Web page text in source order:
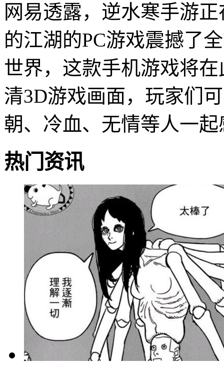
网易透露，逆水寒手游
的江湖的PC游戏震撼了
世界，这款手机游戏将
清3D游戏画面，玩家们
朝、冷血、无情等人一
热门资讯